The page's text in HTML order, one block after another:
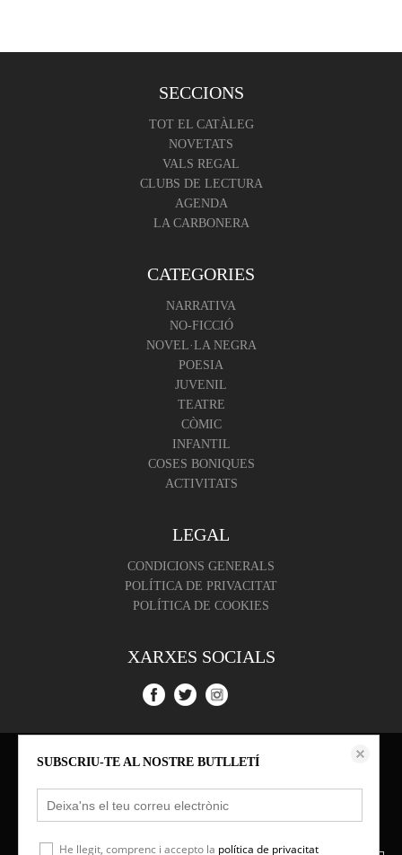
SECCIONS
TOT EL CATÀLEG
NOVETATS
VALS REGAL
CLUBS DE LECTURA
AGENDA
LA CARBONERA
CATEGORIES
NARRATIVA
NO-FICCIÓ
NOVEL·LA NEGRA
POESIA
JUVENIL
TEATRE
CÒMIC
INFANTIL
COSES BONIQUES
ACTIVITATS
LEGAL
CONDICIONS GENERALS
POLÍTICA DE PRIVACITAT
POLÍTICA DE COOKIES
XARXES SOCIALS
Aquest lloc web emmagatzema dades com galetes per habilitar la funcionalitat
configuració en qualsevol moment o acceptar els paràmetres per defecte.
política de cookies
SUBSCRIU-TE AL NOSTRE BUTLLETÍ
He llegit, comprenc i accepto la política de privacitat